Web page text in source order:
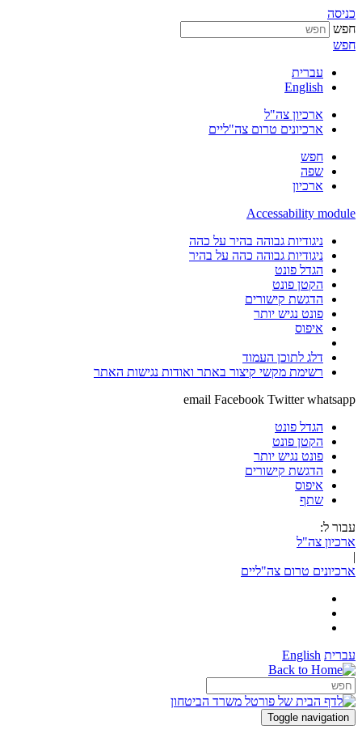
כניסה
חפש
חפש
עברית
English
ארכיון צה"ל
ארכיונים טרום צה"ליים
חפש
שפה
ארכיון
Accessability module
ניגודיות גבוהה בהיר על כהה
ניגודיות גבוהה כהה על בהיר
הגדל פונט
הקטן פונט
הדגשת קישורים
פונט נגיש יותר
איפוס
דלג לתוכן העמוד
רשימת מקשי קיצור באתר ואודות נגישות האתר
email Facebook Twitter whatsapp
הגדל פונט
הקטן פונט
פונט נגיש יותר
הדגשת קישורים
איפוס
שתף
עבור ל:
ארכיון צה"ל
|
ארכיונים טרום צה"ליים
עברית English
Toggle navigation